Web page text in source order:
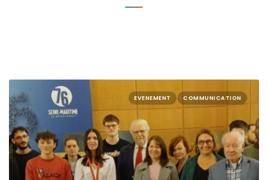
COMMUNICATION
EVENEMENT